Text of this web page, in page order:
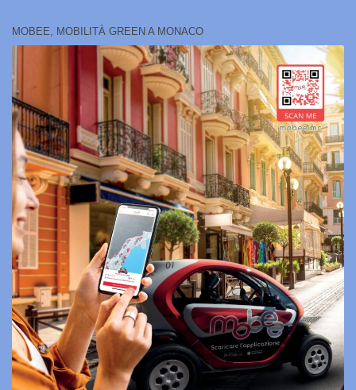
MOBEE, MOBILITÀ GREEN A MONACO